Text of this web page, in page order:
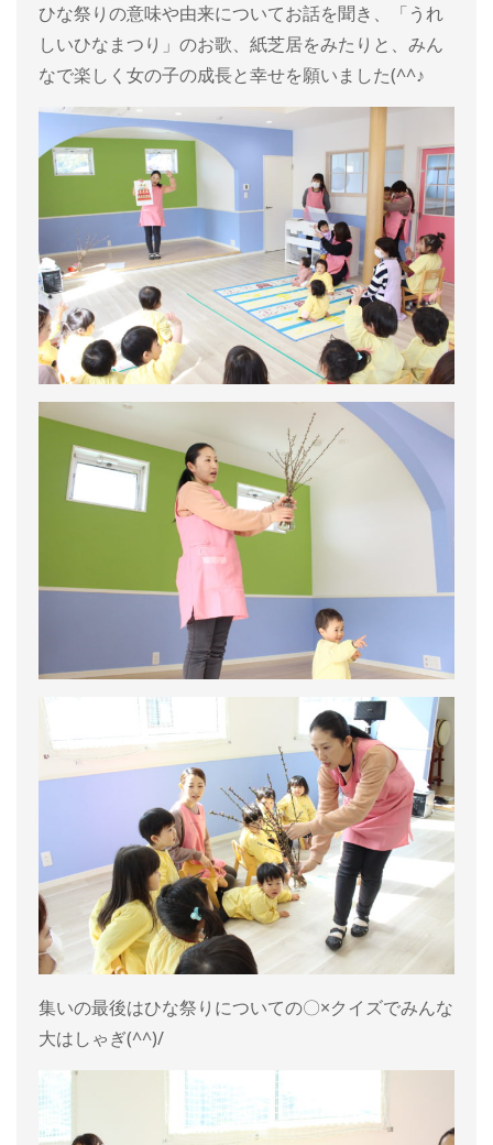
ひな祭りの意味や由来についてお話を聞き、「うれ
しいひなまつり」のお歌、紙芝居をみたりと、みん
なで楽しく女の子の成長と幸せを願いました(^^♪
集いの最後はひな祭りについての〇×クイズでみんな
大はしゃぎ(^^)/